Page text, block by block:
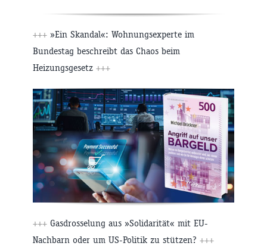
+++ »Ein Skandal«: Wohnungsexperte im
Bundestag beschreibt das Chaos beim
Heizungsgesetz +++
+++ Gasdrosselung aus »Solidarität« mit EU-
Nachbarn oder um US-Politik zu stützen? +++